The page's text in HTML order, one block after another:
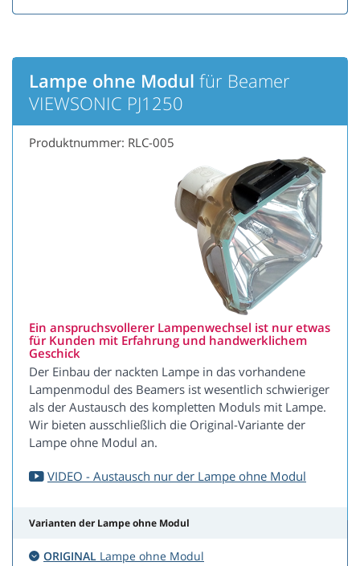
Lampe ohne Modul für Beamer
VIEWSONIC PJ1250
Produktnummer: RLC-005
Ein anspruchsvollerer Lampenwechsel ist nur etwas
für Kunden mit Erfahrung und handwerklichem
Geschick
Der Einbau der nackten Lampe in das vorhandene
Lampenmodul des Beamers ist wesentlich schwieriger
als der Austausch des kompletten Moduls mit Lampe.
Wir bieten ausschließlich die Original-Variante der
Lampe ohne Modul an.
VIDEO - Austausch nur der Lampe ohne Modul
Varianten der Lampe ohne Modul
ORIGINAL Lampe ohne Modul